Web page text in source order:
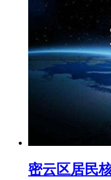
密云区居民